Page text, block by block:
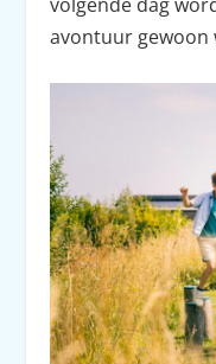
avontuur gewoon